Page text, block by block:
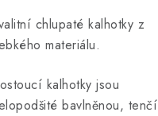
chlupaté kalhotky z
materiálu.
kalhotky jsou
bavlněnou, tenčí